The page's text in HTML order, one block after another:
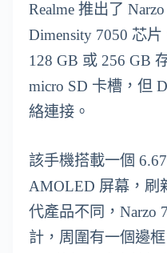
Realme 推出了
Dimensity 7050 芯
128 GB 或 256 GB
micro SD 卡槽，但
絡連接。
該手機搭載一個
AMOLED 屏幕，刷
代產品不同，Narzo
計，周圍有一個邊